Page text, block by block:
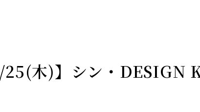
木)】シン・DESIGN